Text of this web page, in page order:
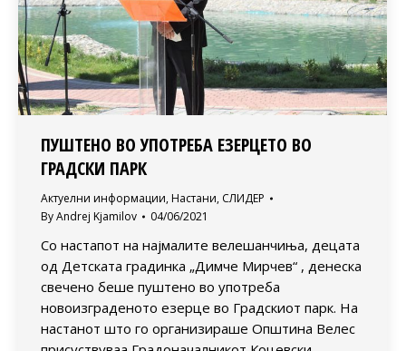
ПУШТЕНО ВО УПОТРЕБА ЕЗЕРЦЕТО ВО
ГРАДСКИ ПАРК
Актуелни информации, Настани, СЛИДЕР
ByAndrej Kjamilov 04/06/2021
Со настапот на најмалите велешанчиња, децата
од Детската градинка „Димче Мирчев“ , денеска
свечено беше пуштено во употреба
новоизграденото езерце во Градскиот парк. На
настанот што го организираше Општина Велес